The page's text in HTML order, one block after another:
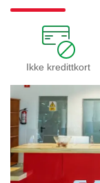
Ikke kredittkort